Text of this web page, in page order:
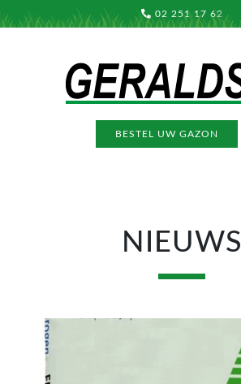
02 251 17 62
BESTEL UW GAZON
NIEUWS